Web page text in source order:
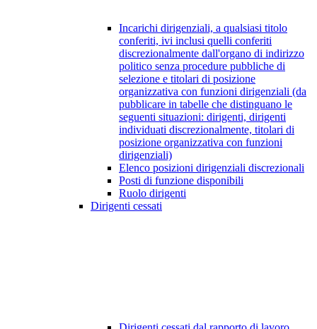
Incarichi dirigenziali, a qualsiasi titolo
conferiti, ivi inclusi quelli conferiti
discrezionalmente dall'organo di indirizzo
politico senza procedure pubbliche di
selezione e titolari di posizione
organizzativa con funzioni dirigenziali (da
pubblicare in tabelle che distinguano le
seguenti situazioni: dirigenti, dirigenti
individuati discrezionalmente, titolari di
posizione organizzativa con funzioni
dirigenziali)
Elenco posizioni dirigenziali discrezionali
Posti di funzione disponibili
Ruolo dirigenti
Dirigenti cessati